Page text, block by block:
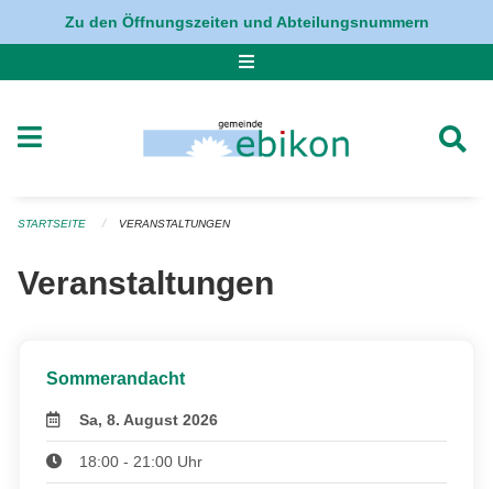
Navigation überspringen
Zu den Öffnungszeiten und Abteilungsnummern
STARTSEITE VERANSTALTUNGEN
Veranstaltungen
Sommerandacht
Sa, 8. August 2026
18:00 - 21:00 Uhr